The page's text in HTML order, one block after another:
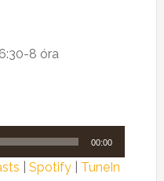
8 óra
00:00
Spotify| TuneIn